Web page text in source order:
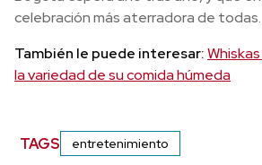
celebración más aterradora de todas.
También le puede interesar:
la variedad de su comida húmeda
TAGS entretenimiento